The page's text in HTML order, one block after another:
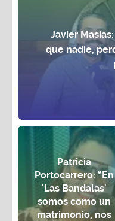
Javier
que nadie,
Patricia
Portocarrero: “En
'Las Bandalas'
somos como un
matrimonio, nos